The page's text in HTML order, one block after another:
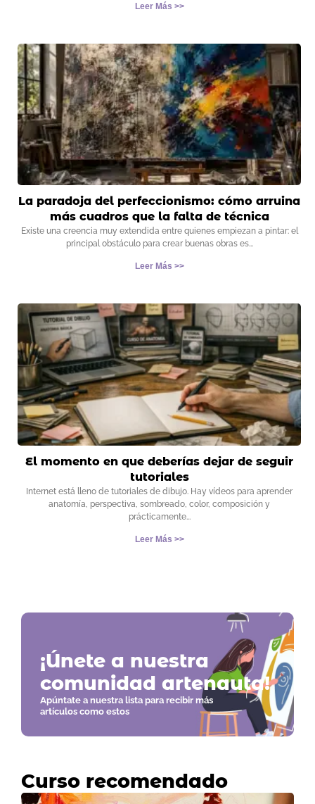
Leer Más >>
La paradoja del perfeccionismo: cómo arruina
más cuadros que la falta de técnica
Existe una creencia muy extendida entre quienes empiezan a pintar: el
principal obstáculo para crear buenas obras es
Leer Más >>
El momento en que deberías dejar de seguir
tutoriales
Internet está lleno de tutoriales de dibujo. Hay vídeos para aprender
anatomía, perspectiva, sombreado, color, composición y
prácticamente
Leer Más >>
¡Únete a nuestra
comunidad artenauta!
Apúntate a nuestra lista para recibir más
artículos como estos
Curso recomendado